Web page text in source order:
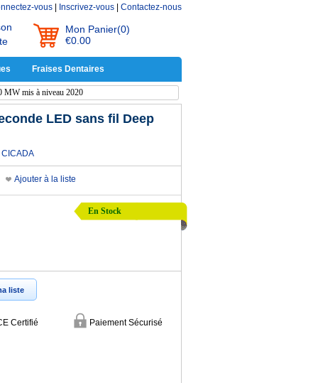
vous Inscrivez-vous Contactez-nous
Mon Panier(0)
€0.00
Fraises Dentaires
MW mis à niveau 2020
LED sans fil Deep
CICADA
Ajouter à la liste
En Stock
liste
Certifié Paiement Sécurisé